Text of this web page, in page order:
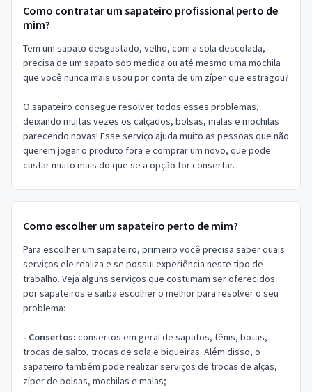
Como contratar um sapateiro profissional perto de
mim?
Tem um sapato desgastado, velho, com a sola descolada,
precisa de um sapato sob medida ou até mesmo uma mochila
que você nunca mais usou por conta de um zíper que estragou?
O sapateiro consegue resolver todos esses problemas,
deixando muitas vezes os calçados, bolsas, malas e mochilas
parecendo novas! Esse serviço ajuda muito as pessoas que não
querem jogar o produto fora e comprar um novo, que pode
custar muito mais do que se a opção for consertar.
Como escolher um sapateiro perto de mim?
Para escolher um sapateiro, primeiro você precisa saber quais
serviços ele realiza e se possui experiência neste tipo de
trabalho. Veja alguns serviços que costumam ser oferecidos
por sapateiros e saiba escolher o melhor para resolver o seu
problema:
- Consertos: consertos em geral de sapatos, tênis, botas,
trocas de salto, trocas de sola e biqueiras. Além disso, o
sapateiro também pode realizar serviços de trocas de alças,
zíper de bolsas, mochilas e malas;